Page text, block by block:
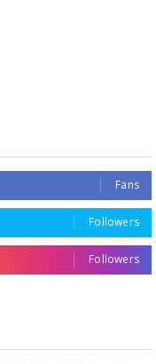
Fans
Followers
Followers